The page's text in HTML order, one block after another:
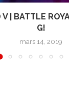
| BATTLE
G!
mars 14, 2019